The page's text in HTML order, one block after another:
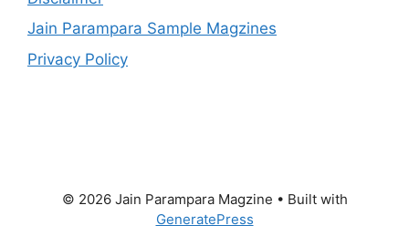
Jain Parampara Sample Magzines
Privacy Policy
© 2026 Jain Parampara Magzine
• Built with
GeneratePress